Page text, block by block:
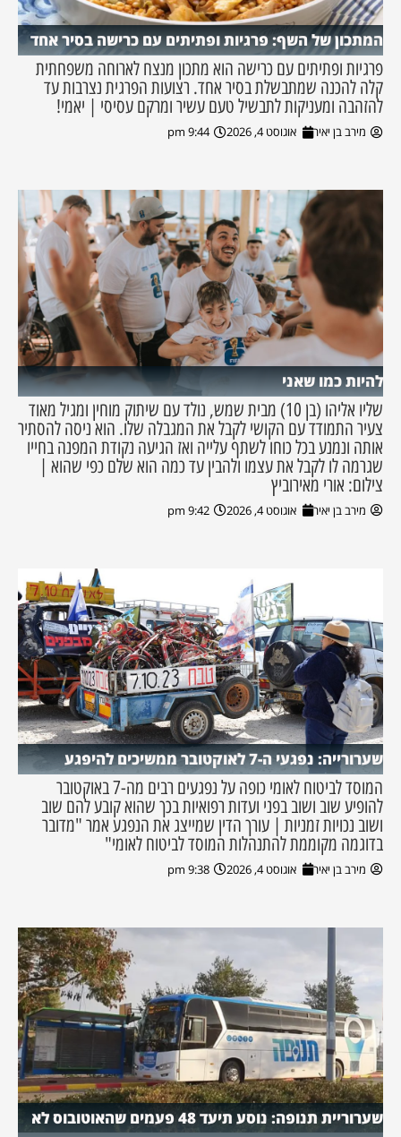
המתכון של השף: פרגיות ופתיתים עם כרישה בסיר אחד
פרגיות ופתיתים עם כרישה הוא מתכון מנצח לארוחה משפחתית
קלה להכנה שמתבשלת בסיר אחד. רצועות הפרגית נצרבות עד
להזהבה ומעניקות לתבשיל טעם עשיר ומרקם עסיסי | יאמי!
מירב בן יאיר אוגוסט 4, 2026 9:44 pm
להיות כמו שאני
שליו אליהו (בן 10) מבית שמש, נולד עם שיתוק מוחין ומגיל מאוד
צעיר התמודד עם הקושי לקבל את המגבלה שלו. הוא ניסה להסתיר
אותה ונמנע בכל כוחו לשתף עלייה ואז הגיעה נקודת המפנה בחייו
שגרמה לו לקבל את עצמו ולהבין עד כמה הוא שלם כפי שהוא |
צילום: אורי מאירוביץ
מירב בן יאיר אוגוסט 4, 2026 9:42 pm
שערורייה: נפגעי ה-7 לאוקטובר ממשיכים להיפגע
המוסד לביטוח לאומי כופה על נפגעים רבים מה-7 באוקטובר
להופיע שוב ושוב בפני ועדות רפואיות בכך שהוא קובע להם שוב
ושוב נכויות זמניות | עורך הדין שמייצג את הנפגע אמר "מדובר
בדוגמה מקוממת להתנהלות המוסד לביטוח לאומי"
מירב בן יאיר אוגוסט 4, 2026 9:38 pm
שערוריית תנופה: נוסע תיעד 48 פעמים שהאוטובוס לא